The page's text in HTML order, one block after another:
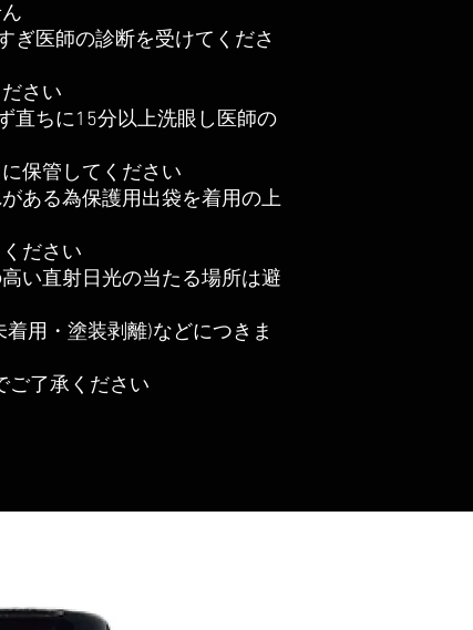
ぎ医師の診断を受けてくださ
さい
直ちに15分以上洗眼し医師の
保管してください
ある為保護用出袋を着用の上
ださい
い直射日光の当たる場所は避
用・塗装剥離)などにつきま
ご了承ください